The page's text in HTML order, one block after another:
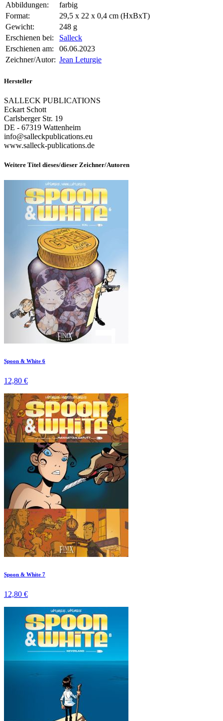
Abbildungen:
farbig
Format:
29,5 x 22 x 0,4 cm (HxBxT)
Gewicht:
248 g
Erschienen bei:
Salleck
Erschienen am:
06.06.2023
Zeichner/Autor: Jean Leturgie
Hersteller
SALLECK PUBLICATIONS
Eckart Schott
Carlsberger Str. 19
DE - 67319 Wattenheim
info@salleckpublications.eu
www.salleck-publications.de
Weitere Titel dieses/dieser Zeichner/Autoren
Spoon & White 6
12,80 €
Spoon & White 7
12,80 €